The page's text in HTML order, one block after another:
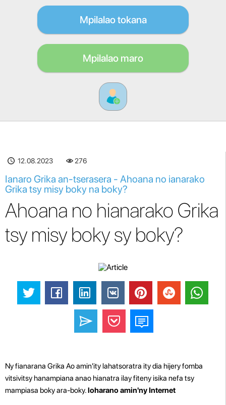
Mpilalao tokana
Mpilalao maro
12.08.2023 276
Ianaro Grika an-tserasera - Ahoana no ianarako
Grika tsy misy boky na boky?
Ahoana no hianarako Grika
tsy misy boky sy boky?
Ny fianarana Grika Ao amin'ity lahatsoratra ity dia hijery fomba
vitsivitsy hanampiana anao hianatra ilay fiteny isika nefa tsy
mampiasa boky ara-boky.loharano amin'ny Internet